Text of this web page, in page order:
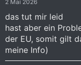
n
2 Mai 2026
das tut mir leid
hast aber ein
der EU, somit gilt
meine Info)